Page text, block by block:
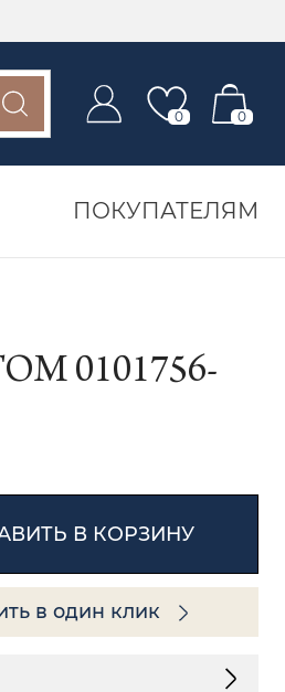
0 0
ПОКУПАТЕЛЯМ
0101756-
В КОРЗИНУ
в один клик